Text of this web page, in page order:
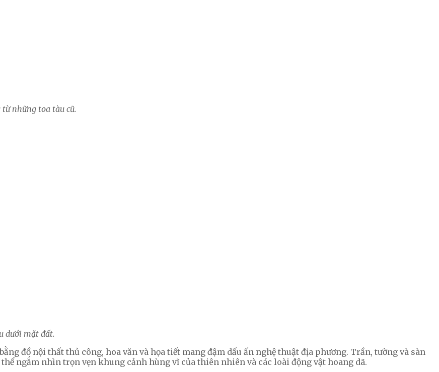
những toa tàu cũ.
dưới mặt đất.
đồ nội thất thủ công, hoa văn và họa tiết mang đậm dấu ấn nghệ thuật địa phương. Trần, tường và sàn
ngắm nhìn trọn vẹn khung cảnh hùng vĩ của thiên nhiên và các loài động vật hoang dã.